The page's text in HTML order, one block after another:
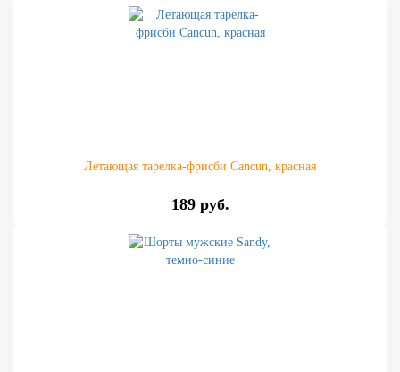
Летающая тарелка-фрисби Cancun, красная
189 руб.